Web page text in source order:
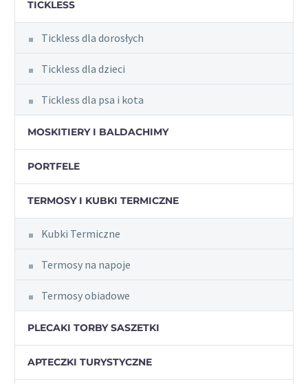
TICKLESS
Tickless dla dorosłych
Tickless dla dzieci
Tickless dla psa i kota
MOSKITIERY I BALDACHIMY
PORTFELE
TERMOSY I KUBKI TERMICZNE
Kubki Termiczne
Termosy na napoje
Termosy obiadowe
PLECAKI TORBY SASZETKI
APTECZKI TURYSTYCZNE